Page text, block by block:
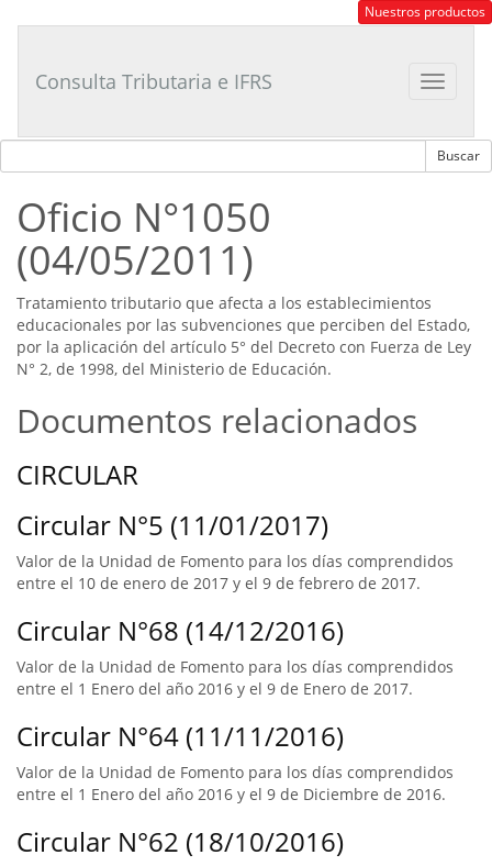
Tributario
Nuestros productos
Toggle
Consulta Tributaria e IFRS
Oficio N°1050
(04/05/2011)
Tratamiento tributario que afecta a los establecimientos
educacionales por las subvenciones que perciben del Estado,
por la aplicación del artículo 5° del Decreto con Fuerza de Ley
N° 2, de 1998, del Ministerio de Educación.
Documentos relacionados
CIRCULAR
Circular N°5 (11/01/2017)
Valor de la Unidad de Fomento para los días comprendidos
entre el 10 de enero de 2017 y el 9 de febrero de 2017.
Circular N°68 (14/12/2016)
Valor de la Unidad de Fomento para los días comprendidos
entre el 1 Enero del año 2016 y el 9 de Enero de 2017.
Circular N°64 (11/11/2016)
Valor de la Unidad de Fomento para los días comprendidos
entre el 1 Enero del año 2016 y el 9 de Diciembre de 2016.
Circular N°62 (18/10/2016)